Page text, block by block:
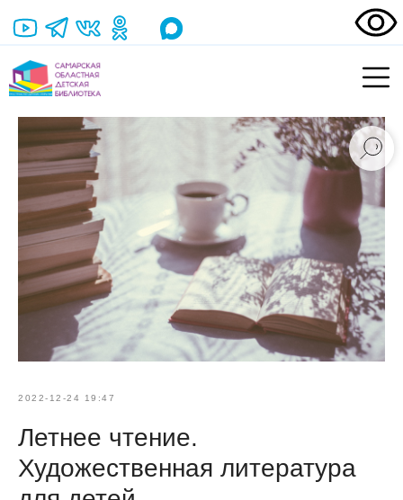
2022-12-24 19:47
Летнее чтение.
Художественная литература